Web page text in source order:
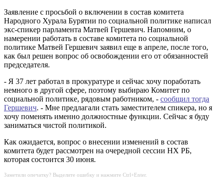
Заявление с просьбой о включении в состав комитета
Народного Хурала Бурятии по социальной политике написал
экс-спикер парламента Матвей Гершевич. Напомним, о
намерении работать в составе комитета по социальной
политике Матвей Гершевич заявил еще в апреле, после того,
как был решен вопрос об освобождении его от обязанностей
председателя.
- Я 37 лет работал в прокуратуре и сейчас хочу поработать
немного в другой сфере, поэтому выбираю Комитет по
социальной политике, рядовым работником, - сообщил тогда
Гершевич. - Мне предлагали стать заместителем спикера, но я
хочу поменять именно должностные функции. Сейчас я буду
заниматься чистой политикой.
Как ожидается, вопрос о внесении изменений в состав
комитета будет рассмотрен на очередной сессии НХ РБ,
которая состоится 30 июня.
Заметили опечатку? Выделите ошибку и нажмите Ctrl+Enter.